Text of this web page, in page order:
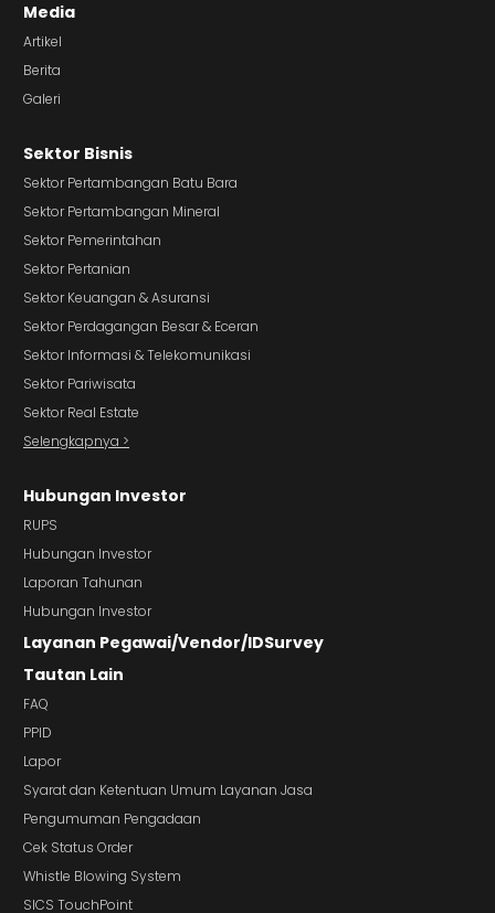
Media
Artikel
Berita
Galeri
Sektor Bisnis
Sektor Pertambangan Batu Bara
Sektor Pertambangan Mineral
Sektor Pemerintahan
Sektor Pertanian
Sektor Keuangan & Asuransi
Sektor Perdagangan Besar & Eceran
Sektor Informasi & Telekomunikasi
Sektor Pariwisata
Sektor Real Estate
Selengkapnya >
Hubungan Investor
RUPS
Hubungan Investor
Laporan Tahunan
Hubungan Investor
Layanan Pegawai/Vendor/IDSurvey
Tautan Lain
FAQ
PPID
Lapor
Syarat dan Ketentuan Umum Layanan Jasa
Pengumuman Pengadaan
Cek Status Order
Whistle Blowing System
SICS TouchPoint